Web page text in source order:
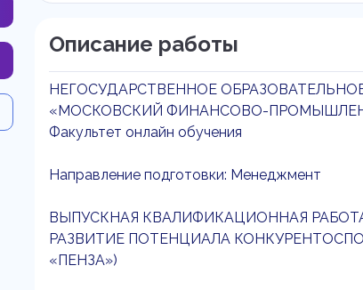
Описание работы
НЕГОСУДАРСТВЕННОЕ
«МОСКОВСКИЙ ФИНАНСОВО-
Факультет онлайн обучения
Направление подготовки: Менеджмент
ВЫПУСКНАЯ КВАЛИФИКАЦИОННАЯ
РАЗВИТИЕ ПОТЕНЦИАЛА
«ПЕНЗА»)